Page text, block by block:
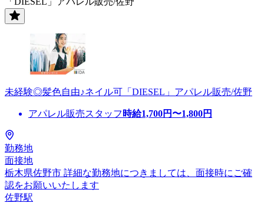
未経験◎髪色自由♪ネイル可「DIESEL」アパレル販売/佐野
アパレル販売スタッフ 時給1,700円〜1,800円
勤務地
面接地
栃木県佐野市 詳細な勤務地につきましては、面接時にご確
認をお願いいたします
佐野駅